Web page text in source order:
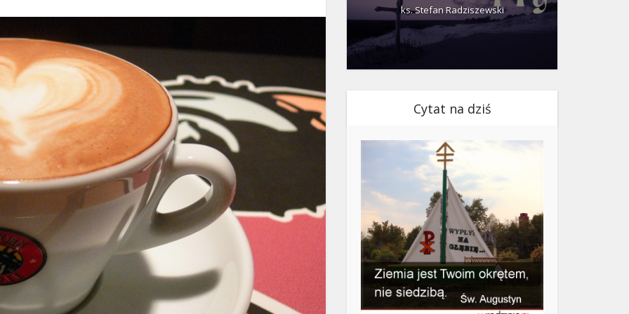
ks. Stefan Radziszewski
Cytat na dziś